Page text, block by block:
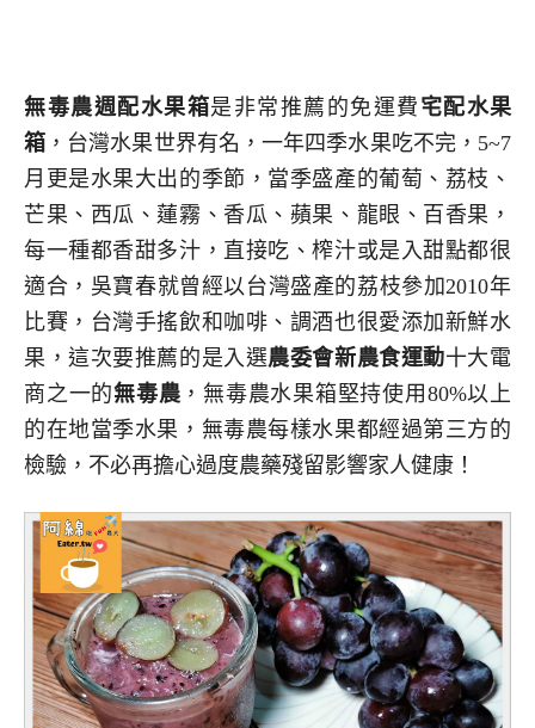
無毒農週配水果箱是非常推薦的免運費 宅配水果
箱 ，台灣水果世界有名，一年四季水果吃不完，5~7
月更是水果大出的季節，當季盛產的葡萄、荔枝、
芒果、西瓜、蓮霧、香瓜、蘋果、龍眼、百香果，
每一種都香甜多汁，直接吃、榨汁或是入甜點都很
適合，吳寶春就曾經以台灣盛產的荔枝參加2010年
比賽，台灣手搖飲和咖啡、調酒也很愛添加新鮮水
果，這次要推薦的是入選農委會新農食運動十大電
商之一的無毒農 ，無毒農水果箱堅持使用80%以上
的在地當季水果，無毒農每樣水果都經過第三方的
檢驗，不必再擔心過度農藥殘留影響家人健康！